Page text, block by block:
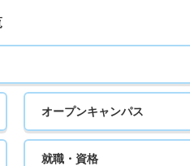
オープンキャンパス
就職・資格